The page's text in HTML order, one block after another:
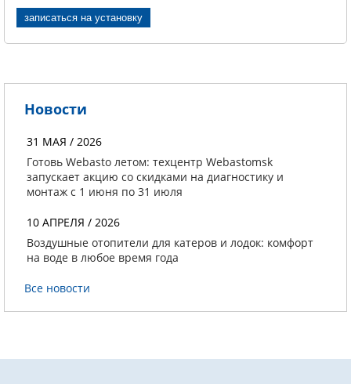
записаться на установку
Новости
31 МАЯ / 2026
Готовь Webasto летом: техцентр Webastomsk
запускает акцию со скидками на диагностику и
монтаж с 1 июня по 31 июля
10 АПРЕЛЯ / 2026
Воздушные отопители для катеров и лодок: комфорт
на воде в любое время года
Все новости